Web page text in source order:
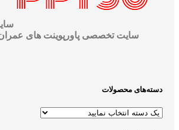
سایت تخصصی پاورپوینت های عمران و
محصولات